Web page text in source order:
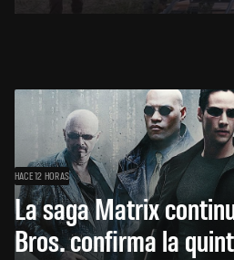
HACE 12 HORAS
La saga Matrix
Bros. confirma la